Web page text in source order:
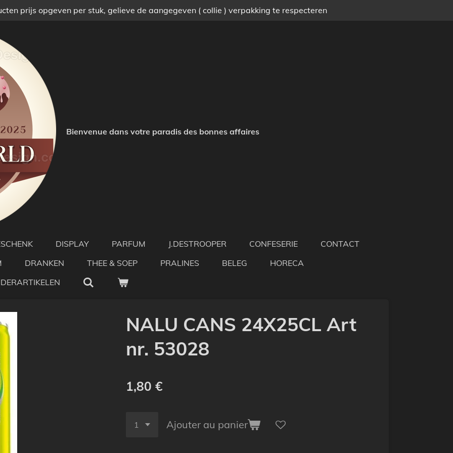
prijs opgeven per stuk, gelieve de aangegeven ( collie ) verpakking te respecteren
Bienvenue dans votre paradis des bonnes affaires
DISPLAY PARFUM J.DESTROOPER CONFESERIE
CONTACT
DRANKEN THEE & SOEP PRALINES BELEG
HORECA
NALU CANS 24X25CL Art
nr. 53028
1,80 €
Ajouter au panier